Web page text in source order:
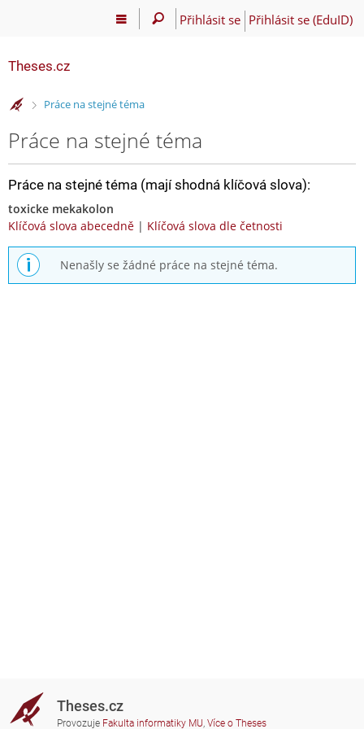
Přihlásit se Přihlásit se (EduID)
Theses.cz
>Práce na stejné téma
Práce na stejné téma
Práce na stejné téma (mají shodná klíčová slova):
toxicke mekakolon
Klíčová slova abecedně | Klíčová slova dle četnosti
Nenašly se žádné práce na stejné téma.
Theses.cz
Provozuje Fakulta informatiky MU, Více o Theses